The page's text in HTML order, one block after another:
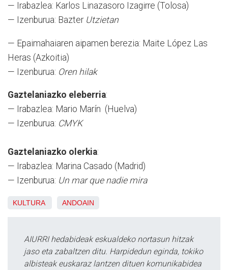
— Irabazlea: Karlos Linazasoro Izagirre (Tolosa)
— Izenburua: Bazter Utzietan
— Epaimahaiaren aipamen berezia: Maite López Las
Heras (Azkoitia)
— Izenburua: Oren hilak
Gaztelaniazko eleberria:
— Irabazlea: Mario Marín (Huelva)
— Izenburua: CMYK
Gaztelaniazko olerkia:
— Irabazlea: Marina Casado (Madrid)
— Izenburua: Un mar que nadie mira
KULTURA ANDOAIN
AIURRI hedabideak eskualdeko nortasun hitzak
jaso eta zabaltzen ditu. Harpidedun eginda, tokiko
albisteak euskaraz lantzen dituen komunikabidea